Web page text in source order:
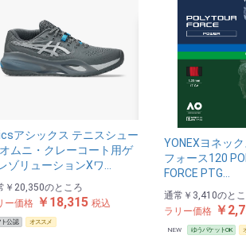
アシックス テニスシュー
ムニ・クレーコート用ゲ
ゾリューションⅩワ…
￥20,350のところ
ー価格￥18,315 税込
ト公認 オススメ
YONEXヨネッ
フォース120
FORCE PTG…
通常 ￥3,410のと
ラリー価格 ￥
NEW ゆうパケットOK